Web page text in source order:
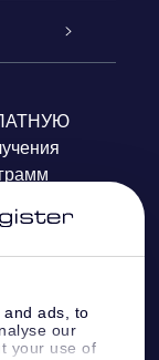
and ads, to
our
your use of
Page